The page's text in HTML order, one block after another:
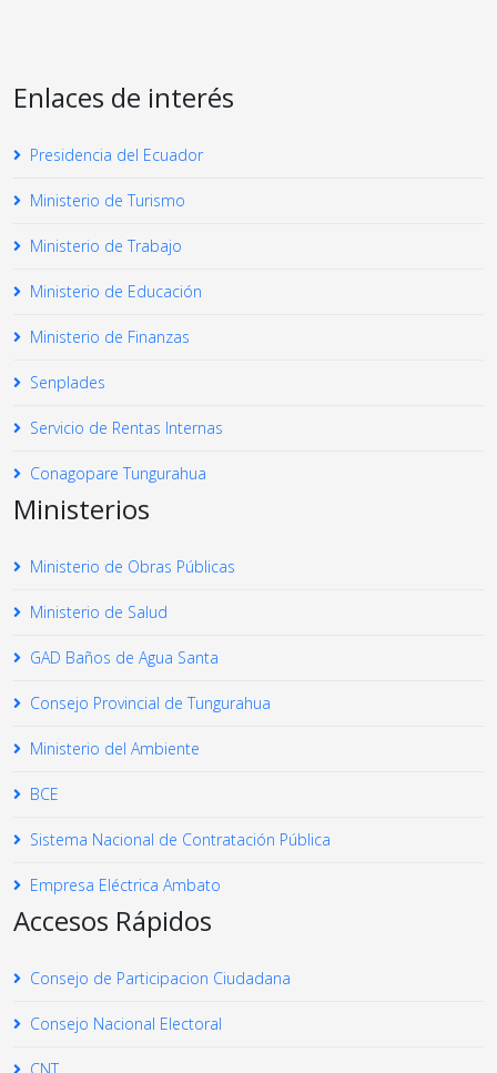
Enlaces de interés
Presidencia del Ecuador
Ministerio de Turismo
Ministerio de Trabajo
Ministerio de Educación
Ministerio de Finanzas
Senplades
Servicio de Rentas Internas
Conagopare Tungurahua
Ministerios
Ministerio de Obras Públicas
Ministerio de Salud
GAD Baños de Agua Santa
Consejo Provincial de Tungurahua
Ministerio del Ambiente
BCE
Sistema Nacional de Contratación Pública
Empresa Eléctrica Ambato
Accesos Rápidos
Consejo de Participacion Ciudadana
Consejo Nacional Electoral